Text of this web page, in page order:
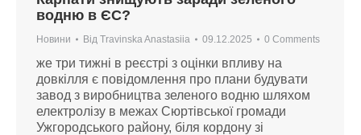
водню в ЄС?
Новини Від Travinska Anastasiia 09.12.2025 0 Comments
же три тижні в реєстрі з оцінки впливу на
довкілля є повідомлення про плани будувати
завод з виробництва зеленого водню шляхом
електролізу в межах Сюртівської громади
Ужгородського району, біля кордону зі